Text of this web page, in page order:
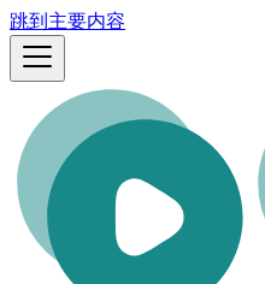
跳到主要内容